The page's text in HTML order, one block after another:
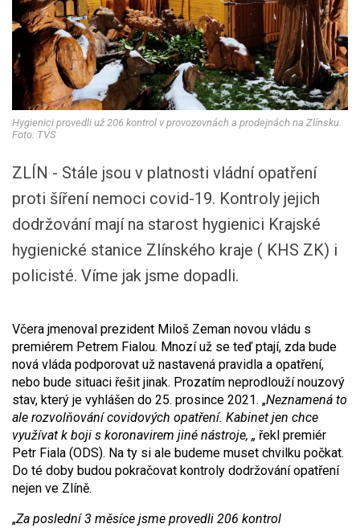
Hygienici provedli už 206 kontrol v provozovnách a prodejnách na Zlínsku.
Foto: TVS
ZLÍN - Stále jsou v platnosti vládní opatření
proti šíření nemoci covid-19. Kontroly jejich
dodržování mají na starost hygienici Krajské
hygienické stanice Zlínského kraje ( KHS ZK) i
policisté. Víme jak jsme dopadli.
Včera jmenoval prezident Miloš Zeman novou vládu s
premiérem Petrem Fialou. Mnozí už se teď ptají, zda bude
nová vláda podporovat už nastavená pravidla a opatření,
nebo bude situaci řešit jinak. Prozatím neprodlouží nouzový
stav, který je vyhlášen do 25. prosince 2021. „Neznamená to
ale rozvolňování covidových opatření. Kabinet jen chce
využívat k boji s koronavirem jiné nástroje, „ řekl premiér
Petr Fiala (ODS). Na ty si ale budeme muset chvilku počkat.
Do té doby budou pokračovat kontroly dodržování opatření
nejen ve Zlíně.
„Za poslední 3 měsíce jsme provedli 206 kontrol